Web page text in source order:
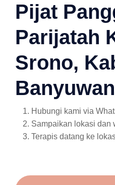
Pijat
Parijatah
Srono,
Hubungi kami via
Sampaikan lokasi dan
Terapis datang ke